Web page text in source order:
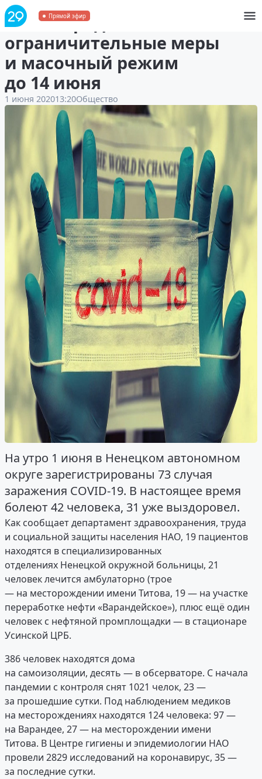
Прямой эфир
В НАО продлили
ограничительные меры
и масочный режим
до 14 июня
1 июня 202013:20Общество
На утро 1 июня в Ненецком автономном
округе зарегистрированы 73 случая
заражения COVID-19. В настоящее время
болеют 42 человека, 31 уже выздоровел.
Как сообщает департамент здравоохранения, труда
и социальной защиты населения НАО, 19 пациентов
находятся в специализированных
отделениях Ненецкой окружной больницы, 21
человек лечится амбулаторно (трое
— на месторождении имени Титова, 19 — на участке
переработке нефти «Варандейское»), плюс ещё один
человек с нефтяной промплощадки — в стационаре
Усинской ЦРБ.
386 человек находятся дома
на самоизоляции, десять — в обсерваторе. С начала
пандемии с контроля снят 1021 челок, 23 —
за прошедшие сутки. Под наблюдением медиков
на месторождениях находятся 124 человека: 97 —
на Варандее, 27 — на месторождении имени
Титова. В Центре гигиены и эпидемиологии НАО
провели 2829 исследований на коронавирус, 35 —
за последние сутки.